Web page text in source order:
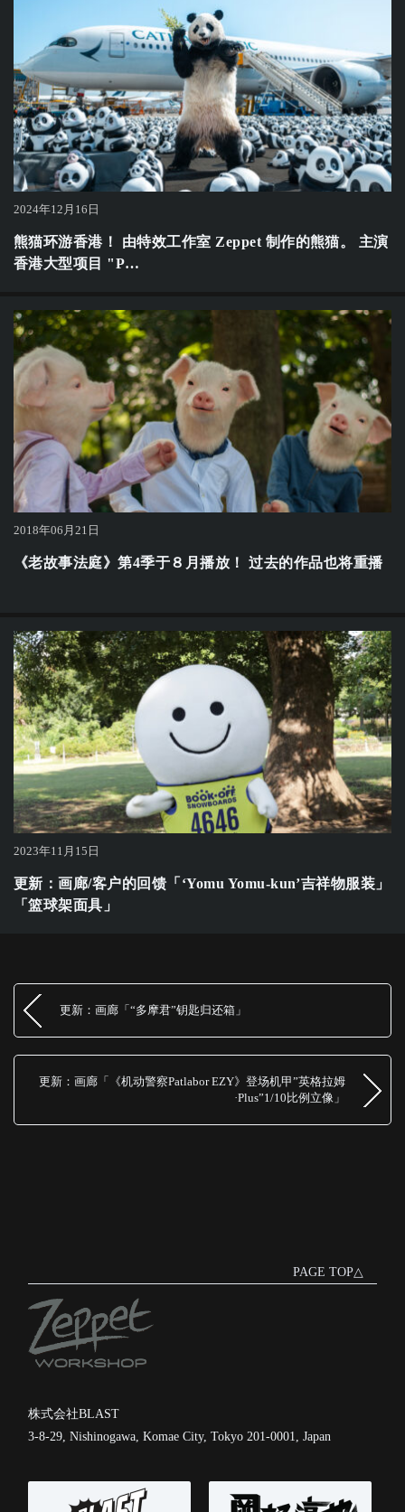
2024年12月16日
熊猫环游香港！ 由特效工作室 Zeppet 制作的熊猫。 主演
香港大型项目 "P…
2018年06月21日
《老故事法庭》第4季于８月播放！ 过去的作品也将重播
2023年11月15日
更新：画廊/客户的回馈「‘Yomu Yomu-kun’吉祥物服装」
「篮球架面具」
更新：画廊「“多摩君”钥匙归还箱」
更新：画廊「《机动警察Patlabor EZY》登场机甲”英格拉姆
·Plus”1/10比例立像」
PAGE TOP△
株式会社BLAST
3-8-29, Nishinogawa, Komae City, Tokyo 201-0001, Japan